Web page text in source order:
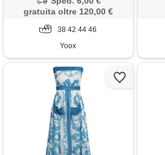
gratuita oltre 120,00 €
38 42 44 46
Yoox